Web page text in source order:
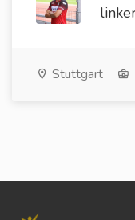
Stuttgart